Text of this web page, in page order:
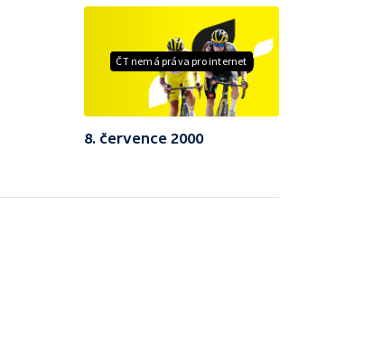
ČT nemá práva pro internet
8. července 2000